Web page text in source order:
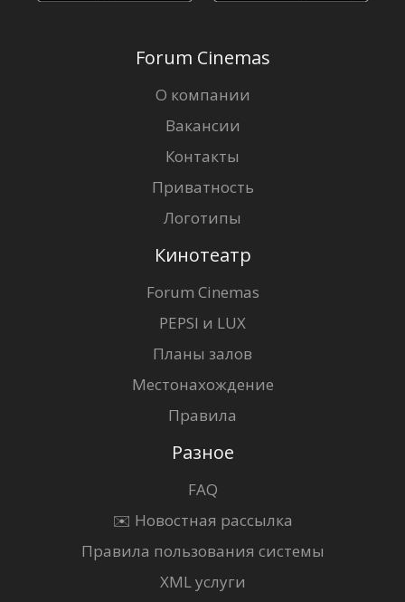
Forum Cinemas
О компании
Вакансии
Контакты
Приватность
Логотипы
Кинотеатр
Forum Cinemas
PEPSI и LUX
Планы залов
Местонахождение
Правила
Разное
FAQ
✉️ Новостная рассылка
Правила пользования системы
XML услуги